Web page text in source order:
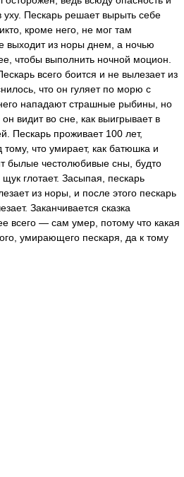
Пескарь решает вырыть себе
кроме него, не мог там
выходит из норы днем, а ночью
чтобы выполнить ночной моцион.
всего боится и не вылезает из
что он гуляет по морю с
нападают страшные рыбины, но
видит во сне, как выигрывает в
Пескарь проживает 100 лет,
что умирает, как батюшка и
былые честолюбивые сны, будто
глотает. Засыпая, пескарь
из норы, и после этого пескарь
Заканчивается сказка
всего — сам умер, потому что какая
умирающего пескаря, да к тому